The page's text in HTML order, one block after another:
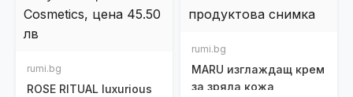
rumi.bg
ROSE RITUAL luxurious
rumi.bg
MARU изглаждащ крем
за зряла кожа